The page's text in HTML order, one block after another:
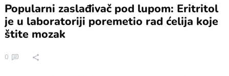
Popularni zaslađivač pod lupom: Eritritol
je u laboratoriji poremetio rad ćelija koje
štite mozak
0